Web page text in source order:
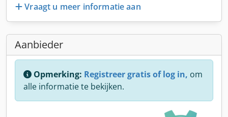
Vraagt u meer informatie aan
Aanbieder
Opmerking: Registreer gratis of log in, om
alle informatie te bekijken.